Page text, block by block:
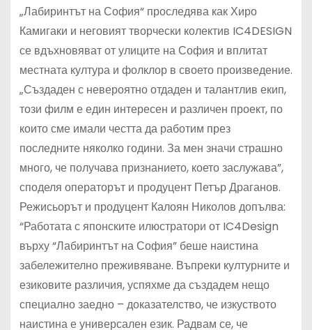
„Лабиринтът на София“ проследява как Хиро
Камигаки и неговият творчески колектив IC4DESIGN
се вдъхновяват от улиците на София и вплитат
местната култура и фолклор в своето произведение.
„Създаден с невероятно отдаден и талантлив екип,
този филм е един интересен и различен проект, по
които сме имали честта да работим през
последните няколко години. За мен значи страшно
много, че получава признанието, което заслужава”,
споделя операторът и продуцент Петър Драганов.
Режисьорът и продуцент Калоян Николов допълва:
“Работата с японските илюстратори от IC4Design
върху “Лабиринтът на София” беше наистина
забележително преживяване. Въпреки културните и
езиковите различия, успяхме да създадем нещо
специално заедно – доказателство, че изкуството
наистина е универсален език. Радвам се, че